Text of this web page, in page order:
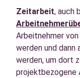
Zeitarbeit, auch
Arbeitnehmer
werden und dann
werden, um dort
projektbezogene